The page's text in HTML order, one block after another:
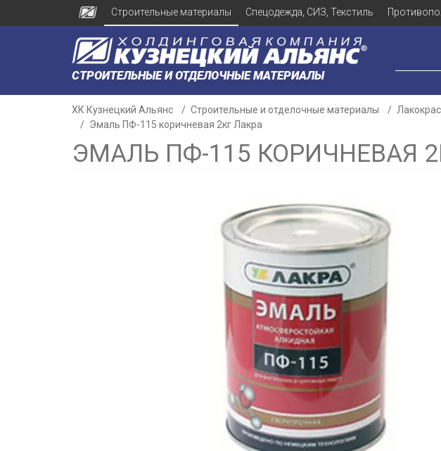
Строительные материалы Спецодежда, СИЗ, Текстиль
СТРОИТЕЛЬНЫЕ И ОТДЕЛОЧНЫЕ МАТЕРИАЛЫ
ХК Кузнецкий Альянс Строительные и отделочные материалы
Эмаль ПФ-115 коричневая 2кг Лакра
ЭМАЛЬ ПФ-115 КОРИЧНЕВАЯ
Разбейте
на части
График платежей
Сегодня
25%